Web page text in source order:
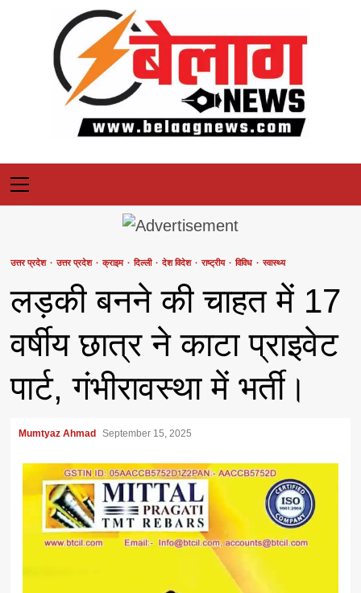
Primary
Menu
उत्तर प्रदेश उत्तर प्रदेश क्राइम दिल्ली देश विदेश राष्ट्रीय विविध स्वास्थ्य
लड़की बनने की चाहत में 17
वर्षीय छात्र ने काटा प्राइवेट
पार्ट, गंभीरावस्था में भर्ती।
Mumtyaz Ahmad September 15, 2025